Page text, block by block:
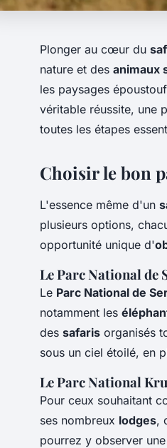
Plonger au cœur du
nature et des animaux
les paysages
véritable réussite, une
toutes les étapes
Choisir le bon
L'essence même d'un
plusieurs options,
opportunité unique d'
Le Parc National de
Le Parc National de
notamment les
des safaris organisés
sous un ciel étoilé, en
Le Parc National
Pour ceux souhaitant
ses nombreux lodges,
pourrez y observer